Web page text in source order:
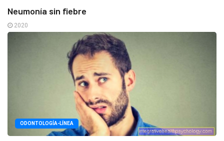
Neumonía sin fiebre
2020
ODONTOLOGÍA-LÍNEA